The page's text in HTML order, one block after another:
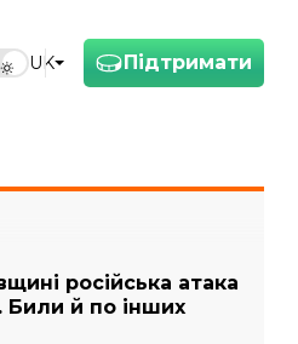
Підтримати
UK
російська атака
Били й по інших